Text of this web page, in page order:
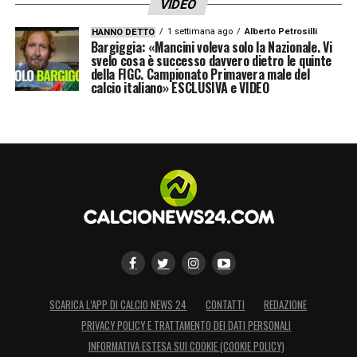
LA PLAYLIST DELLE NOSTRE TOP NEWS
VIDEO
HANNO DETTO 1 settimana ago Alberto Petrosilli
Bargiggia: «Mancini voleva solo la Nazionale. Vi
svelo cosa è successo davvero dietro le quinte
della FIGC. Campionato Primavera male del
calcio italiano» ESCLUSIVA e VIDEO
SCARICA L’APP DI CALCIO NEWS 24 CONTATTI
REDAZIONE
PRIVACY POLICY E TRATTAMENTO DEI DATI PERSONALI
INFORMATIVA ESTESA SUI COOKIE (COOKIE POLICY)